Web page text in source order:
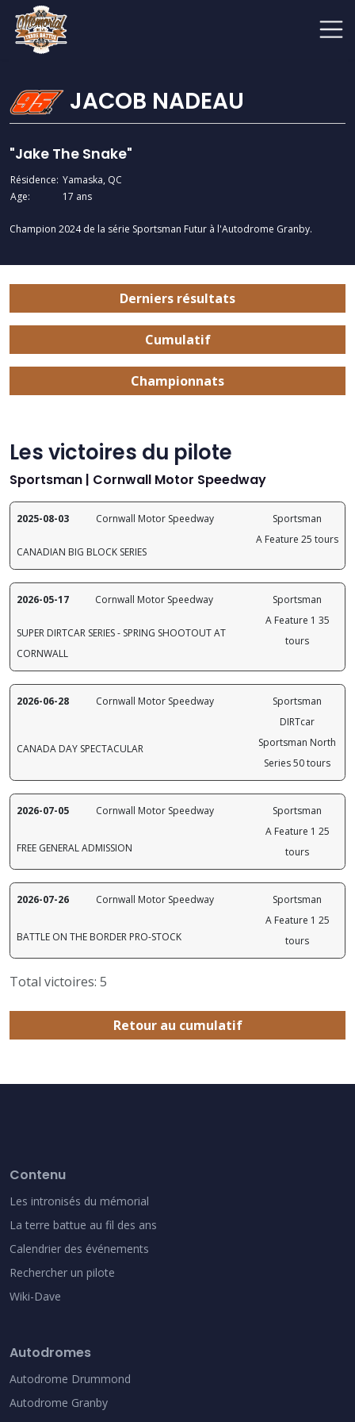
JACOB NADEAU
"Jake The Snake"
Résidence: Yamaska, QC
Age:
17 ans
Champion 2024 de la série Sportsman Futur à l'Autodrome Granby.
Derniers résultats
Cumulatif
Championnats
Les victoires du pilote
Sportsman | Cornwall Motor Speedway
2025-08-03 Cornwall Motor Speedway
Sportsman
A Feature 25 tours
CANADIAN BIG BLOCK SERIES
2026-05-17 Cornwall Motor Speedway
Sportsman
A Feature 1 35
tours
SUPER DIRTCAR SERIES - SPRING SHOOTOUT AT
CORNWALL
2026-06-28 Cornwall Motor Speedway
Sportsman
DIRTcar
Sportsman North
Series 50 tours
CANADA DAY SPECTACULAR
2026-07-05 Cornwall Motor Speedway
Sportsman
A Feature 1 25
tours
FREE GENERAL ADMISSION
2026-07-26 Cornwall Motor Speedway
Sportsman
A Feature 1 25
tours
BATTLE ON THE BORDER PRO-STOCK
Total victoires: 5
Retour au cumulatif
Contenu
Les intronisés du mémorial
La terre battue au fil des ans
Calendrier des événements
Rechercher un pilote
Wiki-Dave
Autodromes
Autodrome Drummond
Autodrome Granby